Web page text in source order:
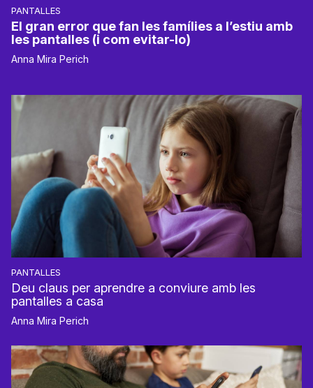
PANTALLES
El gran error que fan les famílies a l’estiu amb
les pantalles (i com evitar-lo)
Anna Mira Perich
PANTALLES
Deu claus per aprendre a conviure amb les
pantalles a casa
Anna Mira Perich